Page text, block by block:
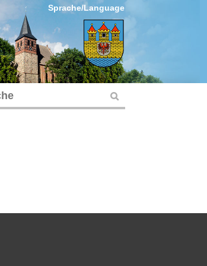
Sprache/Language